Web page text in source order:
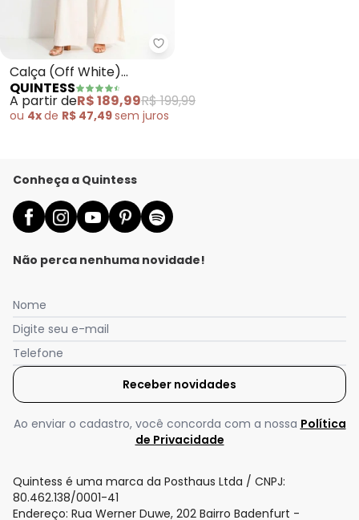
Quintess - Calça (Off White)
Calça (Off White)
Pantalona com Fendas
QUINTESS
A partir deR$ 189,99R$ 199,99
ou 4xde R$ 47,49sem juros
Conheça a Quintess
Não perca nenhuma novidade!
Nome
Digite seu e-mail
Telefone
Receber novidades
Ao enviar o cadastro, você concorda com a nossa Política
de Privacidade
Quintess é uma marca da Posthaus Ltda / CNPJ:
80.462.138/0001-41
Endereço: Rua Werner Duwe, 202 Bairro Badenfurt -
Nós utilizamos cookies e tecnologias similares para melhorar sua
experiência de compra, incluindo conteúdo relevante e
publicidade personalizada. Ao continuar navegando, entendemos
que você está ciente e concorda com a nossa Política de
para saber mais.
Aceitar todos os cookies